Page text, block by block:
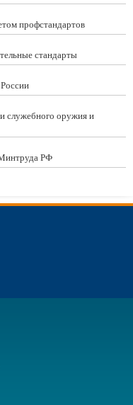
профстандартов
стандарты
служебного оружия и
РФ